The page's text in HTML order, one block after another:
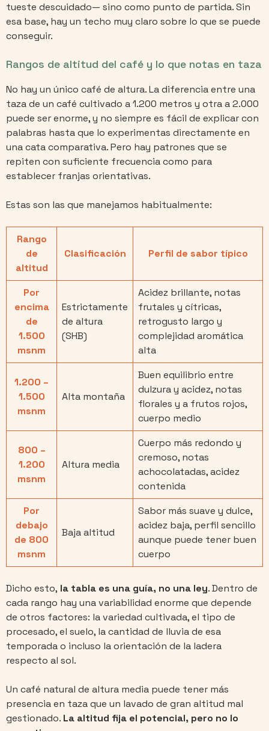
tueste descuidado— sino como punto de partida. Sin
esa base, hay un techo muy claro sobre lo que se puede
conseguir.
Rangos de altitud del café y lo que notas en taza
No hay un único café de altura. La diferencia entre una
taza de un café cultivado a 1.200 metros y otra a 2.000
puede ser enorme, y no siempre es fácil de explicar con
palabras hasta que lo experimentas directamente en
una cata comparativa. Pero hay patrones que se
repiten con suficiente frecuencia como para
establecer franjas orientativas.
Estas son las que manejamos habitualmente:
Rango
de
altitud
Clasificación Perfil de sabor típico
Por
encima
de
1.500
msnm
Estrictamente
de altura
(SHB)
Acidez brillante, notas
frutales y cítricas,
retrogusto largo y
complejidad aromática
alta
1.200 –
1.500
msnm
Alta montaña
Buen equilibrio entre
dulzura y acidez, notas
florales y a frutos rojos,
cuerpo medio
800 –
1.200
msnm
Altura media
Cuerpo más redondo y
cremoso, notas
achocolatadas, acidez
contenida
Por
debajo
de 800
msnm
Baja altitud
Sabor más suave y dulce,
acidez baja, perfil sencillo
aunque puede tener buen
cuerpo
Dicho esto, la tabla es una guía, no una ley. Dentro de
cada rango hay una variabilidad enorme que depende
de otros factores: la variedad cultivada, el tipo de
procesado, el suelo, la cantidad de lluvia de esa
temporada o incluso la orientación de la ladera
respecto al sol.
Un café natural de altura media puede tener más
presencia en taza que un lavado de gran altitud mal
gestionado. La altitud fija el potencial, pero no lo